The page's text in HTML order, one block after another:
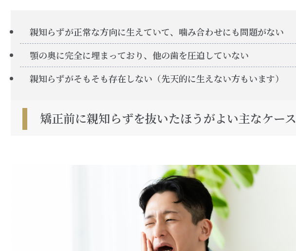
親知らずが正常な方向に生えていて、噛み合わせにも問題がない
顎の奥に完全に埋まっており、他の歯を圧迫していない
親知らずがそもそも存在しない（先天的に生えない方もいます）
矯正前に親知らずを抜いたほうがよい主なケース